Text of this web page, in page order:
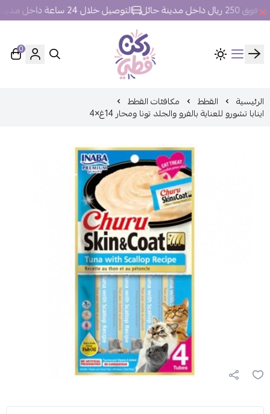
مدينة حائل التوصيل خلال 24 ساعة داخل مدينة حائل.
ركن قطي
0
الرئيسية القطط مكافئات القطط
اينابا تشورو للعناية بالفرو والجلد تونا ومحار 14غ×4